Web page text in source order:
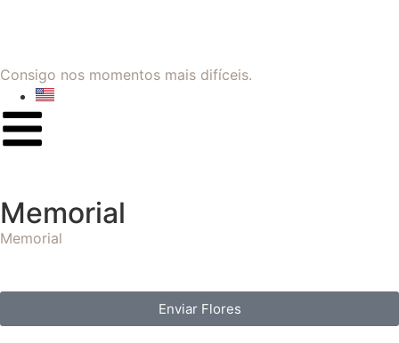
Consigo nos momentos mais difíceis.
Memorial
Memorial
Enviar Flores